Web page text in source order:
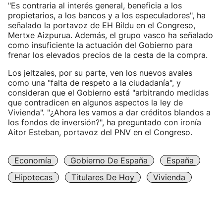
"Es contraria al interés general, beneficia a los
propietarios, a los bancos y a los especuladores", ha
señalado la portavoz de EH Bildu en el Congreso,
Mertxe Aizpurua. Además, el grupo vasco ha señalado
como insuficiente la actuación del Gobierno para
frenar los elevados precios de la cesta de la compra.
Los jeltzales, por su parte, ven los nuevos avales
como una "falta de respeto a la ciudadanía", y
consideran que el Gobierno está "arbitrando medidas
que contradicen en algunos aspectos la ley de
Vivienda". "¿Ahora les vamos a dar créditos blandos a
los fondos de inversión?", ha preguntado con ironía
Aitor Esteban, portavoz del PNV en el Congreso.
Economía Gobierno De España
España
Hipotecas
Titulares De Hoy Vivienda